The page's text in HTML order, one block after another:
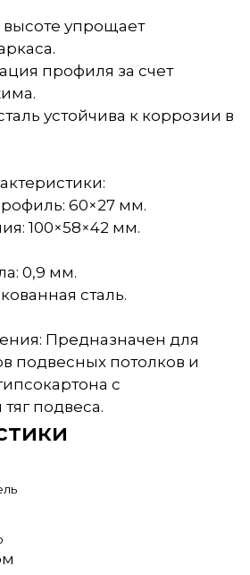
высоте упрощает
профиля за счет
устойчива к коррозии в
60×27 мм.
100×58×42 мм.
0,9 мм.
сталь.
Предназначен для
подвесных потолков и
с
подвеса.